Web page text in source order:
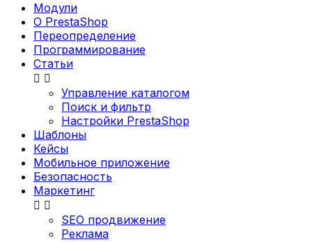
Модули
О PrestaShop
Переопределение
Программирование
Статьи
 
Управление каталогом
Поиск и фильтр
Настройки PrestaShop
Шаблоны
Кейсы
Мобильное приложение
Безопасность
Маркетинг
 
SEO продвижение
Реклама